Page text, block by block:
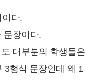
이다.
문장이다.
대부분의 학생들은
3형식 문장인데 왜 1